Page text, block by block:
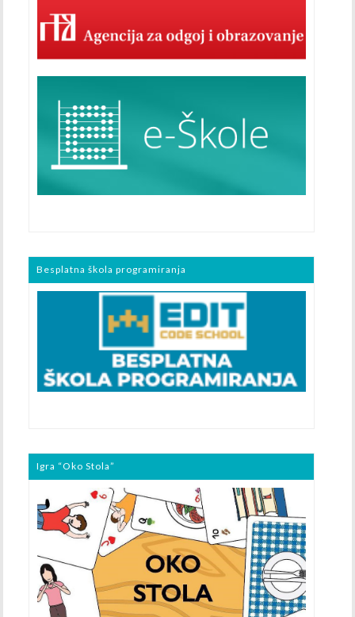
Besplatna škola programiranja
Igra “Oko Stola”